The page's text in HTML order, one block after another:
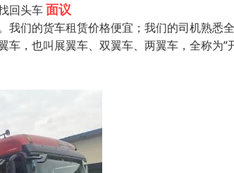
回头车面议
我们的货车租赁价格便宜；我们的司机熟悉
车，也叫展翼车、双翼车、两翼车，全称为